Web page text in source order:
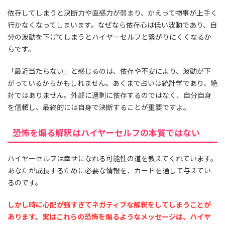
依存してしまうと決断力や直感力が弱まり、かえって物事が上手く
行かなくなってしまいます。なぜなら依存心は低い波動であり、自
分の波動を下げてしまうとハイヤーセルフと繋がりにくくなるか
らです。
「最近当たらない」と感じるのは、依存や不安により、波動が下
がっているからかもしれません。あくまで占いは統計学であり、絶
対ではありません。外部に過剰に依存するのではなく、自分自身
を信頼し、最終的には自身で決断することが重要ですよ。
恐怖を煽る解釈はハイヤーセルフの本質ではない
ハイヤーセルフは幸せになれる可能性の道を教えてくれています。
あなたが成長するために必要な情報を、カードを通して与えてい
るのです。
しかし時に心配が強すぎてネガティブな解釈をしてしまうことが
あります。実はこれらの恐怖を煽るようなメッセージは、ハイヤ